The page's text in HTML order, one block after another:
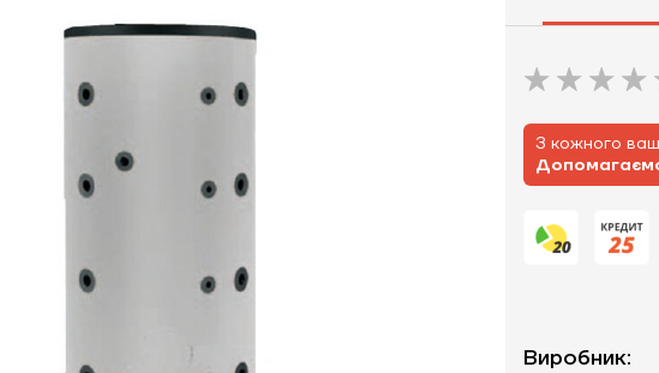
З кожного
Виробник: